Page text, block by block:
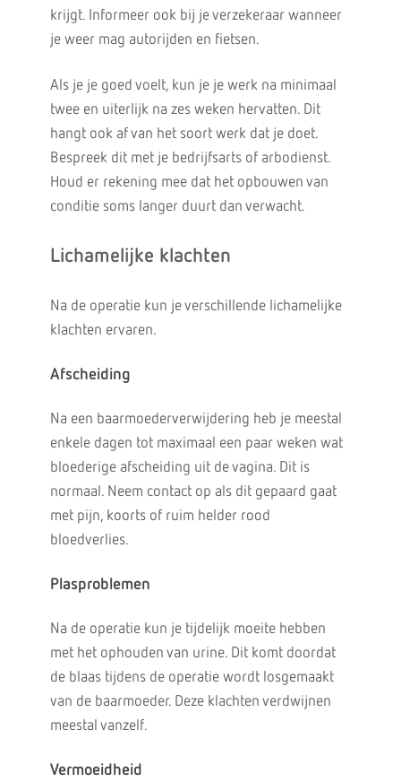
krijgt. Informeer ook bij je verzekeraar wanneer
je weer mag autorijden en fietsen.
Als je je goed voelt, kun je je werk na minimaal
twee en uiterlijk na zes weken hervatten. Dit
hangt ook af van het soort werk dat je doet.
Bespreek dit met je bedrijfsarts of arbodienst.
Houd er rekening mee dat het opbouwen van
conditie soms langer duurt dan verwacht.
Lichamelijke klachten
Na de operatie kun je verschillende lichamelijke
klachten ervaren.
Afscheiding
Na een baarmoederverwijdering heb je meestal
enkele dagen tot maximaal een paar weken wat
bloederige afscheiding uit de vagina. Dit is
normaal. Neem contact op als dit gepaard gaat
met pijn, koorts of ruim helder rood
bloedverlies.
Plasproblemen
Na de operatie kun je tijdelijk moeite hebben
met het ophouden van urine. Dit komt doordat
de blaas tijdens de operatie wordt losgemaakt
van de baarmoeder. Deze klachten verdwijnen
meestal vanzelf.
Vermoeidheid